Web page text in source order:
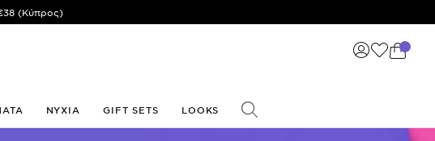
(Κύπρος)
ΝΥΧΙΑ GIFT SETS LOOKS